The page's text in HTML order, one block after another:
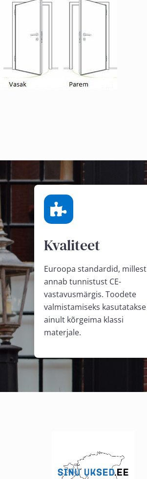
Kvaliteet
Euroopa standardid, millest
annab tunnistust CE-
vastavusmärgis. Toodete
valmistamiseks kasutatakse
ainult kõrgeima klassi
materjale.